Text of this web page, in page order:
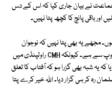
جماعت نے بیان جاری کیا کہ اس کے دس
اور باقی پانچ کا کچھ پتا نہیں۔
مجھے یہ بھی پتا نہیں کہ نوجوان
ریٹائرڈ سب لیفٹیننٹ آفتاب کا تعلق کس گروپ سے ہے۔ کیونکہ CMH راولپنڈی میں
کہ یہ شبہ بھی گزرا ہو کہ آفتاب کا تعلق
رہ کر ہی گزار دیا۔ اﷲ خیر کرے پتا